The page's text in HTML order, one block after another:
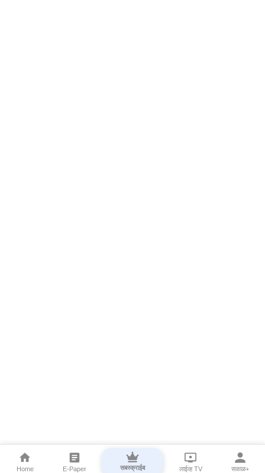
Home E-Paper सबस्क्राईब लाईव्ह TV सकाळ+